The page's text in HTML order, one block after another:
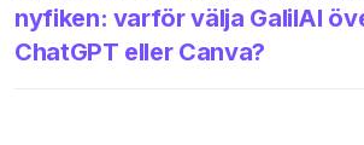
nyfiken: varför välja GalilAI
ChatGPT eller Canva?